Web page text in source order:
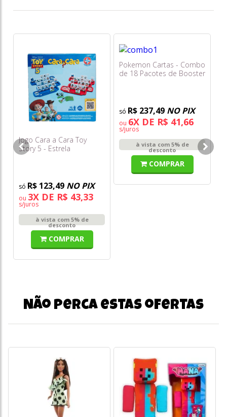
Jogo Cara a Cara Toy
Story 5 - Estrela
R$ 123,49 NO PIX
ou 3X DE R$ 43,33
s/juros
à vista com 5% de
desconto
COMPRAR
Pokemon Cartas - Combo
de 18 Pacotes de Booster
R$ 237,49 NO PIX
ou 6X DE R$ 41,66
s/juros
à vista com 5% de
desconto
COMPRAR
Não perca estas ofertas